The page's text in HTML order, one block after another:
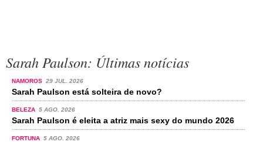
Sarah Paulson: Últimas notícias
NAMOROS 29 JUL. 2026
Sarah Paulson está solteira de novo?
BELEZA 5 AGO. 2026
Sarah Paulson é eleita a atriz mais sexy do mundo 2026
FORTUNA 5 AGO. 2026